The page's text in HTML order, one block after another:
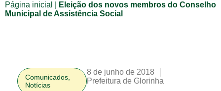
Página inicial
Eleição dos novos membros do Conselho
Municipal de Assistência Social
Comunicados
Notícias
8 de junho de 2018
Prefeitura de Glorinha